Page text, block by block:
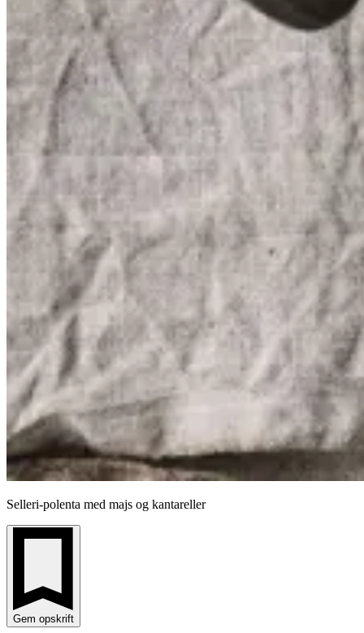
Selleri-polenta med majs og kantareller
Gem opskrift